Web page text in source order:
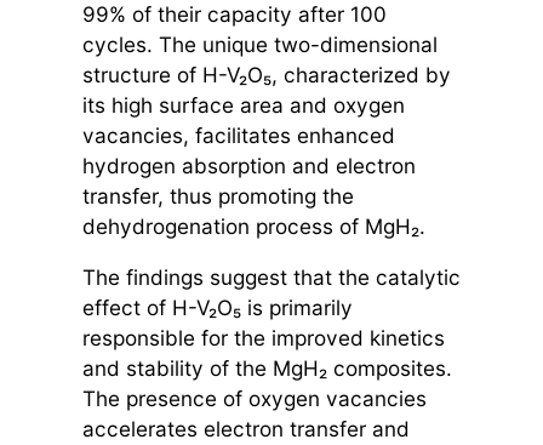
99% of their capacity after 100
cycles. The unique two-dimensional
structure of H-V₂O₅, characterized by
its high surface area and oxygen
vacancies, facilitates enhanced
hydrogen absorption and electron
transfer, thus promoting the
dehydrogenation process of MgH₂.
The findings suggest that the catalytic
effect of H-V₂O₅ is primarily
responsible for the improved kinetics
and stability of the MgH₂ composites.
The presence of oxygen vacancies
accelerates electron transfer and